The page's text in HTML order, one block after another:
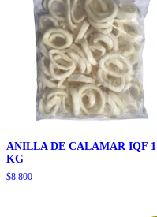
ANILLA DE CALAMAR IQF 1
KG
$8.800